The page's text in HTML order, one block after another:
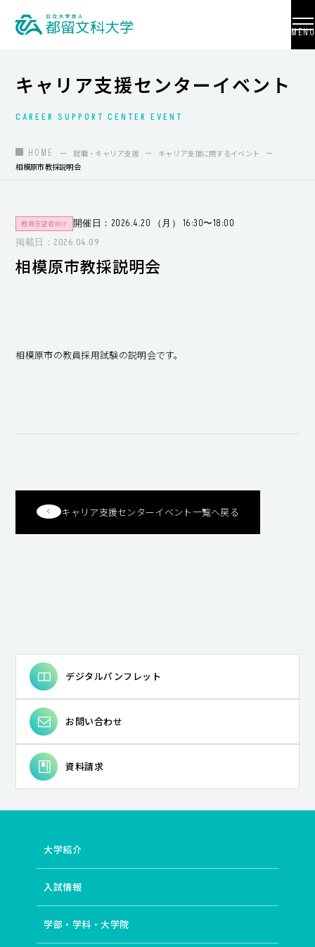
MENU
大学紹介
入試情報
学部・学科・大学院
国際交流
教員養成
就職・キャリア支援
キャリア支援センターイベント
CAREER SUPPORT CENTER EVENT
HOME 就職・キャリア支援
キャリア支援に関するイベント
相模原市教採説明会
教員志望者向け
開催日：2026.4.20 （月） 16:30〜18:00
掲載日：2026.04.09
相模原市教採説明会
相模原市の教員採用試験の説明会です。
キャリア支援センターイベント一覧へ戻る
デジタルパンフレット
お問い合わせ
資料請求
大学紹介
入試情報
学部・学科・大学院